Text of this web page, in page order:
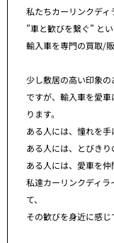
私たちカーリンクディ
”車と歓びを繋ぐ” とい
輸入車を専門の買取/
少し敷居の高い印象の
ですが、輸入車を愛
ります。
ある人には、憧れを手
ある人には、とびきり
ある人には、愛車を仲
私達カーリンクディ
て、
その歓びを身近に感じ